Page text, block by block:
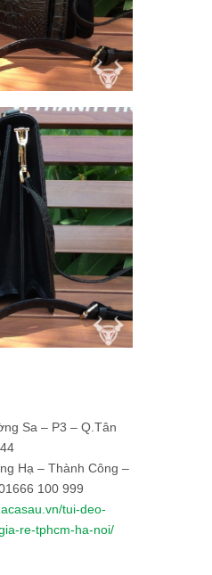
Sa – P3 – Q.Tân
Hạ – Thành Công –
100 999
tui-deo-
re-tphcm-ha-noi/